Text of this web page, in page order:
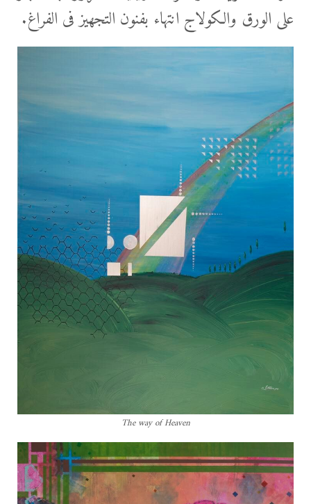
على الورق والكولاج انتهاء بفنون التجهيز فى الفراغ.
The way of Heaven